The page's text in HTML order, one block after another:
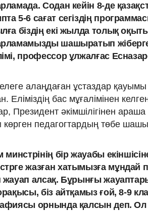
Содан кейін 8-де
5-6 сағат сегіздің
біздің екі жылда толық
шашыратып
профессор ұлжалғас
алаңдаған ұстаздар қауымы
Еліміздің бас мұғалімінен
Президент әкімшілігінен араша
педагогтардың төбе шашы
минстрінің бір жауабы
жазған хатымызға мұндай
жауап алсақ. Бұрынғы
біз айтқамыз ғой, 8-9
орнында қалсын деп. Ол